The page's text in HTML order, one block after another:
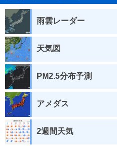
雨雲レーダー
天気図
PM2.5分布予測
アメダス
2週間天気